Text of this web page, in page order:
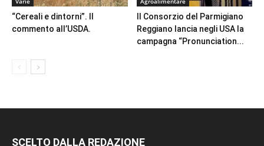
“Cereali e dintorni”. Il
commento all’USDA.
Il Consorzio del Parmigiano
Reggiano lancia negli USA la
campagna “Pronunciation...
SCELTO DALLA REDAZIONE